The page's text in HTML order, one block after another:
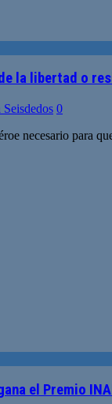
la libertad o
0
necesario para
el Premio